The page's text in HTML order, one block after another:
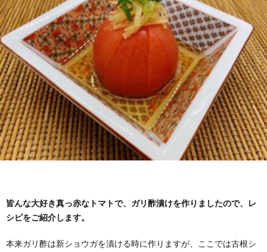
せ
シ
ー
ポ
リ
シ
皆んな大好き真っ赤なトマトで、ガリ酢漬けを作りましたので、レ
シピをご紹介します。
本来ガリ酢は新ショウガを漬ける時に作りますが、ここでは古根シ